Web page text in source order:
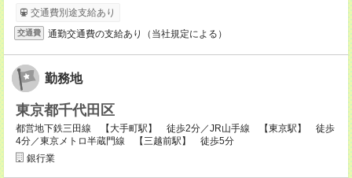
交通費別途支給あり
交通費 通勤交通費の支給あり（当社規定による）
勤務地
東京都千代田区
都営地下鉄三田線 【大手町駅】 徒歩2分／JR山手線 【東京駅】 徒歩
4分／東京メトロ半蔵門線 【三越前駅】 徒歩5分
銀行業